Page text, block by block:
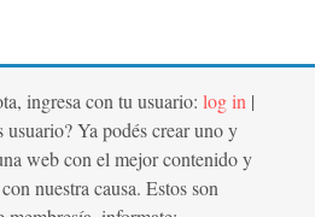
ingresa con tu usuario: log in |
usuario? Ya podés crear uno y
web con el mejor contenido y
nuestra causa. Estos son